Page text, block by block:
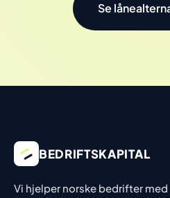
Se
BEDRIFTSKAPITAL
Vi hjelper norske bedrifter